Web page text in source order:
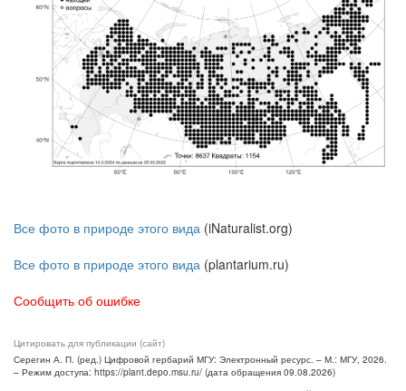
Все фото в природе этого вида (iNaturalist.org)
Все фото в природе этого вида (plantarium.ru)
Сообщить об ошибке
Цитировать для публикации (сайт)
Серегин А. П. (ред.) Цифровой гербарий МГУ: Электронный ресурс. – М.: МГУ, 2026.
– Режим доступа: https://plant.depo.msu.ru/ (дата обращения 09.08.2026)